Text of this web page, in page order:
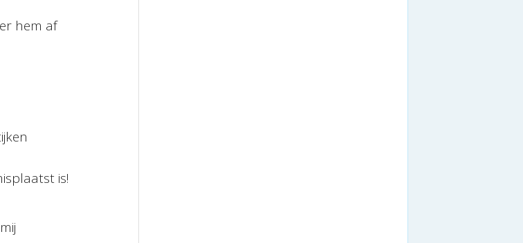
hem af
is!